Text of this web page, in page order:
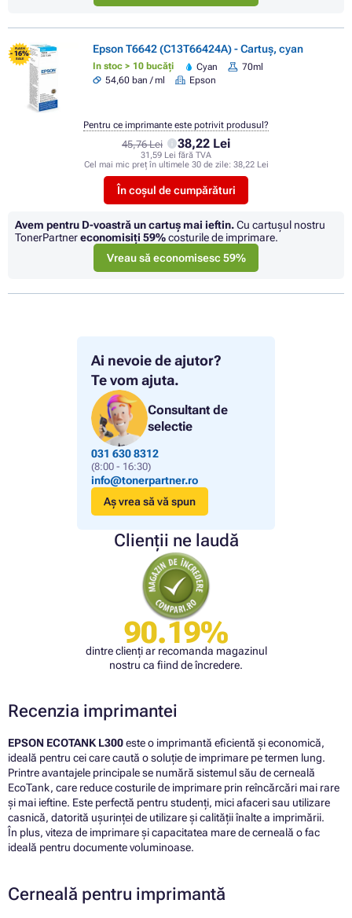
Ai nevoie de ajutor?
Te vom ajuta.
Consultant de
selectie
031 630 8312
(8:00 - 16:30)
info@tonerpartner.ro
Aș vrea să vă spun
Clienții ne laudă
90.19%
dintre clienți ar recomanda magazinul
nostru ca fiind de încredere.
FLASH
- 16%
SALE
Epson T6642 (C13T66424A) - Cartuș, cyan
In stoc > 10 bucăți Cyan
70ml
54,60 ban / ml
Epson
45,76 Lei 38,22 Lei
31,59 Lei fără TVA
Cel mai mic preț în ultimele 30 de zile: 38,22 Lei
În coșul de cumpărături
Pentru ce imprimante este potrivit produsul?
Avem pentru D-voastră un cartuș mai ieftin.Cu cartuşul nostru
TonerPartnereconomisiţi 59%costurile de imprimare.
Vreau să economisesc 59%
Recenzia imprimantei
EPSON ECOTANK L300este o imprimantă eficientă și economică,
ideală pentru cei care caută o soluție de imprimare pe termen lung.
Printre avantajele principale se numără sistemul său de cerneală
EcoTank, care reduce costurile de imprimare prin reîncărcări mai rare
și mai ieftine. Este perfectă pentru studenți, mici afaceri sau utilizare
casnică, datorită ușurinței de utilizare și calității înalte a imprimării.
În plus, viteza de imprimare și capacitatea mare de cerneală o fac
ideală pentru documente voluminoase.
Cerneală pentru imprimantă